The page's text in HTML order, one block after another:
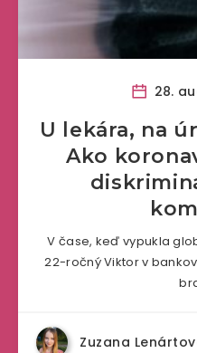
28.
U lekára, na
Ako
V čase, keď vypukla
22-ročný Viktor v
Zuzana